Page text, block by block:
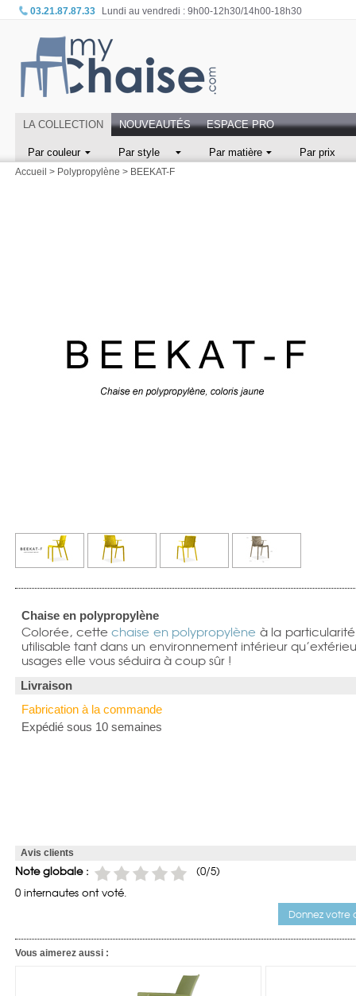
03.21.87.87.33 Lundi au vendredi : 9h00-12h30/14h00-18h30
LA COLLECTION NOUVEAUTÉS ESPACE PRO
Par couleur Par style Par matière Par prix
Accueil > Polypropylène > BEEKAT-F
Chaise en polypropylène
Colorée, cette chaise en polypropylène à la
utilisable tant dans un environnement intérieur
usages elle vous séduira à coup sûr !
Livraison
Fabrication à la commande
Expédié sous 10 semaines
Avis clients
Note globale : (0/5)
0 internautes ont voté.
Donnez votre
Vous aimerez aussi :